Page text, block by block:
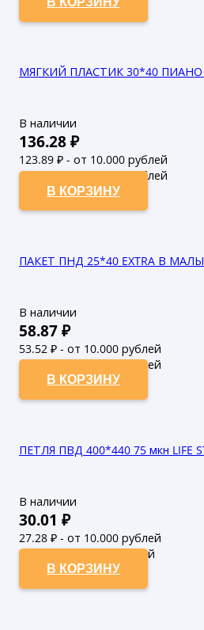
МЯГКИЙ ПЛАСТИК 30*40 ПИАНО
В наличии
136.28₽
123.89 ₽ - от 10.000 рублей
112.63₽ - от 50.000 рублей
В КОРЗИНУ
ПАКЕТ ПНД 25*40 EXTRA В
В наличии
58.87₽
53.52 ₽ - от 10.000 рублей
48.65₽ - от 50.000 рублей
В КОРЗИНУ
ПЕТЛЯ ПВД 400*440 75 мкн LIFE
В наличии
30.01 ₽
27.28 ₽ - от 10.000 рублей
24.8₽ - от 50.000 рублей
В КОРЗИНУ